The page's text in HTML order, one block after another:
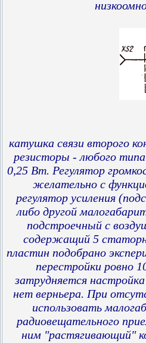
катушка связи второго
резисторы - любого
0,25 Вт. Регулятор
желательно с
регулятор усиления
либо другой
подстроечный с
содержащий 5
пластин подобрано
перестройки ровно
затрудняется
нет верньера. При
использовать
радиовещательного
ним "растягивающий"